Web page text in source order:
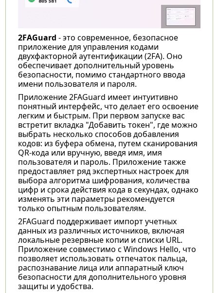
2FAGuard - это современное, безопасное
приложение для управления кодами
двухфакторной аутентификации (2FA). Оно
обеспечивает дополнительный уровень
безопасности, помимо стандартного ввода
имени пользователя и пароля.
Приложение 2FAGuard имеет интуитивно
понятный интерфейс, что делает его освоение
легким и быстрым. При первом запуске вас
встретит вкладка "Добавить токен", где можно
выбрать несколько способов добавления
кодов: из буфера обмена, путем сканирования
QR-кода или вручную, введя имя, имя
пользователя и пароль. Приложение также
предоставляет ряд экспертных настроек для
выбора алгоритма шифрования, количества
цифр и срока действия кода в секундах, однако
изменять эти параметры рекомендуется
только опытным пользователям.
2FAGuard поддерживает импорт учетных
данных из различных источников, включая
локальные резервные копии и списки URL.
Приложение совместимо с Windows Hello, что
позволяет использовать отпечаток пальца,
распознавание лица или аппаратный ключ
безопасности для дополнительного уровня
защиты и удобства.